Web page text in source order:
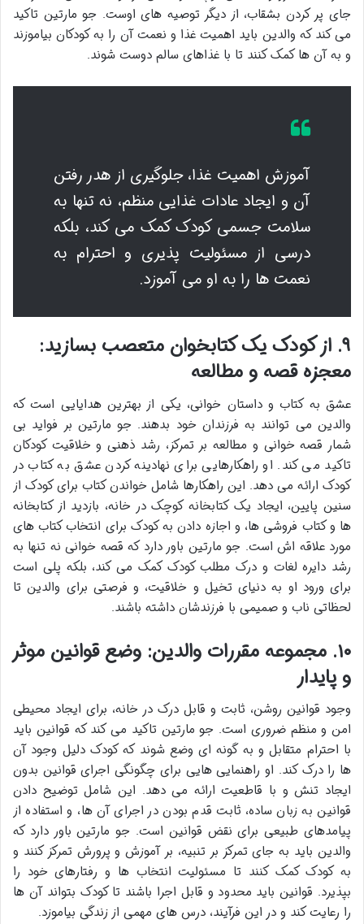
جای پر کردن بشقاب، از دیگر توصیه های اوست. جو مارتین تاکید
می کند که والدین باید اهمیت غذا و نعمت آن را به کودکان بیاموزند
و به آن ها کمک کنند تا با غذاهای سالم دوست شوند.
آموزش اهمیت غذا، جلوگیری از هدر رفتن
آن و ایجاد عادات غذایی منظم، نه تنها به
سلامت جسمی کودک کمک می کند، بلکه
درسی از مسئولیت پذیری و احترام به
نعمت ها را به او می آموزد.
۹. از کودک یک کتابخوان متعصب بسازید:
معجزه قصه و مطالعه
عشق به کتاب و داستان خوانی، یکی از بهترین هدایایی است که
والدین می توانند به فرزندان خود بدهند. جو مارتین بر فواید بی
شمار قصه خوانی و مطالعه بر تمرکز، رشد ذهنی و خلاقیت کودکان
تاکید می کند. او راهکارهایی برای نهادینه کردن عشق به کتاب در
کودک ارائه می دهد. این راهکارها شامل خواندن کتاب برای کودک از
سنین پایین، ایجاد یک کتابخانه کوچک در خانه، بازدید از کتابخانه
ها و کتاب فروشی ها، و اجازه دادن به کودک برای انتخاب کتاب های
مورد علاقه اش است. جو مارتین باور دارد که قصه خوانی نه تنها به
رشد دایره لغات و درک مطلب کودک کمک می کند، بلکه پلی است
برای ورود او به دنیای تخیل و خلاقیت، و فرصتی برای والدین تا
لحظاتی ناب و صمیمی با فرزندشان داشته باشند.
۱۰. مجموعه مقررات والدین: وضع قوانین موثر
و پایدار
وجود قوانین روشن، ثابت و قابل درک در خانه، برای ایجاد محیطی
امن و منظم ضروری است. جو مارتین تاکید می کند که قوانین باید
با احترام متقابل و به گونه ای وضع شوند که کودک دلیل وجود آن
ها را درک کند. او راهنمایی هایی برای چگونگی اجرای قوانین بدون
ایجاد تنش و با قاطعیت ارائه می دهد. این شامل توضیح دادن
قوانین به زبان ساده، ثابت قدم بودن در اجرای آن ها، و استفاده از
پیامدهای طبیعی برای نقض قوانین است. جو مارتین باور دارد که
والدین باید به جای تمرکز بر تنبیه، بر آموزش و پرورش تمرکز کنند و
به کودک کمک کنند تا مسئولیت انتخاب ها و رفتارهای خود را
بپذیرد. قوانین باید محدود و قابل اجرا باشند تا کودک بتواند آن ها
را رعایت کند و در این فرآیند، درس های مهمی از زندگی بیاموزد.